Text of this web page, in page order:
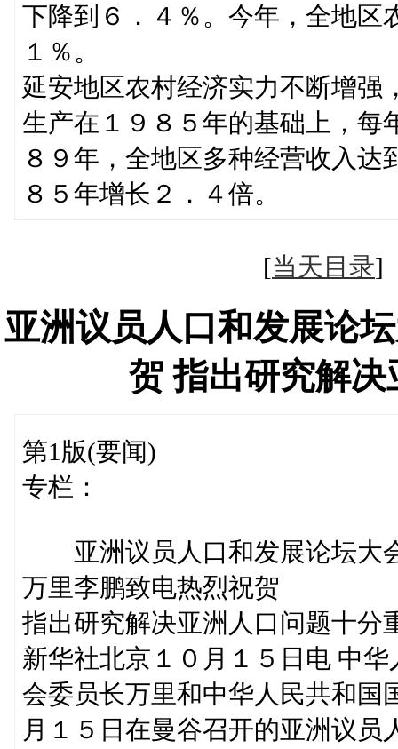
下降到６．４％。今年，全地区
１％。
延安地区农村经济实力不断增强
生产在１９８５年的基础上，每
８９年，全地区多种经营收入
８５年增长２．４倍。
[当天目录
亚洲议员人口和发展论
贺 指出研究解
第1版(要闻)
专栏：
亚洲议员人口和发展论坛大
万里李鹏致电热烈祝贺
指出研究解决亚洲人口问题十分
新华社北京１０月１５日电 中
会委员长万里和中华人民共和国
月１５日在曼谷召开的亚洲议